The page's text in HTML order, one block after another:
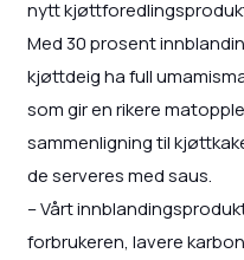
nytt
Med 30 prosent
kjøttdeig ha full
som gir en rikere
sammenligning til
de serveres med saus.
– Vårt
forbrukeren, lavere